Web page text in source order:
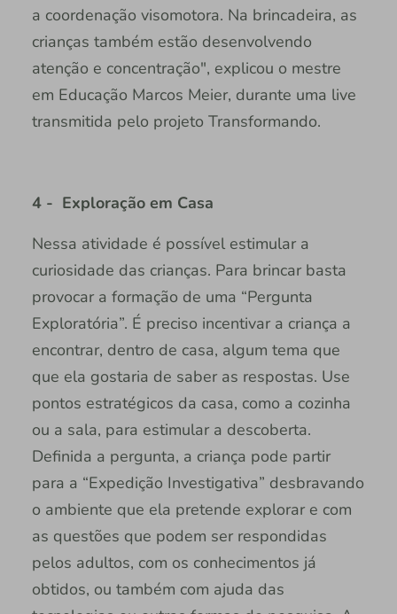
a coordenação visomotora. Na brincadeira, as
crianças também estão desenvolvendo
atenção e concentração", explicou o mestre
em Educação Marcos Meier, durante uma live
transmitida pelo projeto Transformando.
4 - Exploração em Casa
Nessa atividade é possível estimular a
curiosidade das crianças. Para brincar basta
provocar a formação de uma “Pergunta
Exploratória”. É preciso incentivar a criança a
encontrar, dentro de casa, algum tema que
que ela gostaria de saber as respostas. Use
pontos estratégicos da casa, como a cozinha
ou a sala, para estimular a descoberta.
Definida a pergunta, a criança pode partir
para a “Expedição Investigativa” desbravando
o ambiente que ela pretende explorar e com
as questões que podem ser respondidas
pelos adultos, com os conhecimentos já
obtidos, ou também com ajuda das